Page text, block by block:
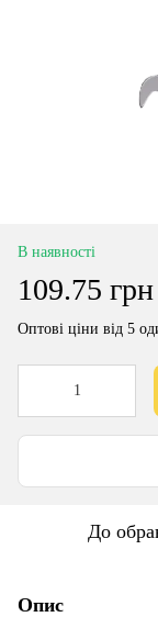
В наявності
109.75 грн
Оптові ціни від 5
До
Опис